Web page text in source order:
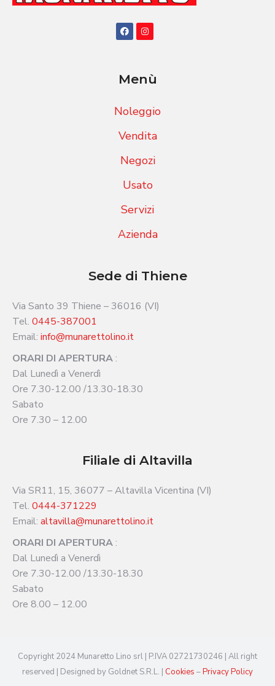
Menù
Noleggio
Vendita
Negozi
Usato
Servizi
Azienda
Sede di Thiene
Via Santo 39 Thiene – 36016 (VI)
Tel. 0445-387001
Email: info@munarettolino.it
ORARI DI APERTURA:
Dal Lunedì a Venerdì
Ore 7.30-12.00 /13.30-18.30
Sabato
Ore 7.30 – 12.00
Filiale di Altavilla
Via SR11, 15, 36077 – Altavilla Vicentina (VI)
Tel. 0444-371229
Email: altavilla@munarettolino.it
ORARI DI APERTURA:
Dal Lunedì a Venerdì
Ore 7.30-12.00 /13.30-18.30
Sabato
Ore 8.00 – 12.00
Copyright 2024 Munaretto Lino srl | P.IVA 02721730246 | All right
reserved | Designed by Goldnet S.R.L. | Cookies –Privacy Policy